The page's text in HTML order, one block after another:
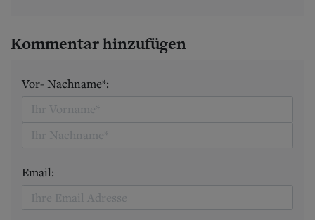
Kommentar hinzufügen
Vor- Nachname*:
Email: